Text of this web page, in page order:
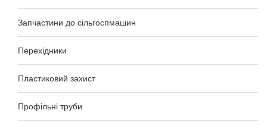
Запчастини до сільгоспмашин
Перехідники
Пластиковий захист
Профільні труби